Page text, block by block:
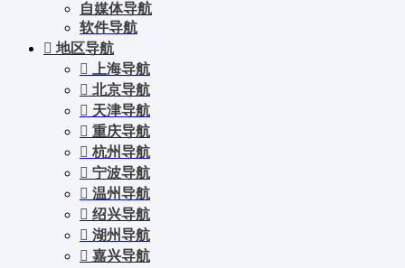
自媒体导航
软件导航
地区导航
上海导航
北京导航
天津导航
重庆导航
杭州导航
宁波导航
温州导航
绍兴导航
湖州导航
嘉兴导航